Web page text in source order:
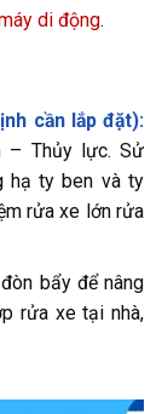
di động.
cần lắp đặt):
– Thủy lực. Sử
hạ ty ben và ty
rửa xe lớn rửa
bẩy để nâng
rửa xe tại nhà,